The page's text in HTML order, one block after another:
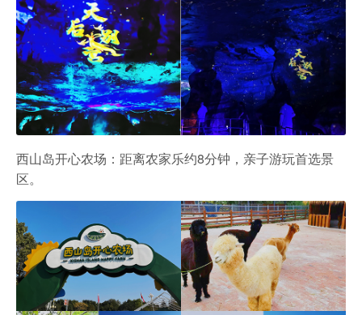
西山岛开心农场：距离农家乐约8分钟，亲子游玩首选景
区。